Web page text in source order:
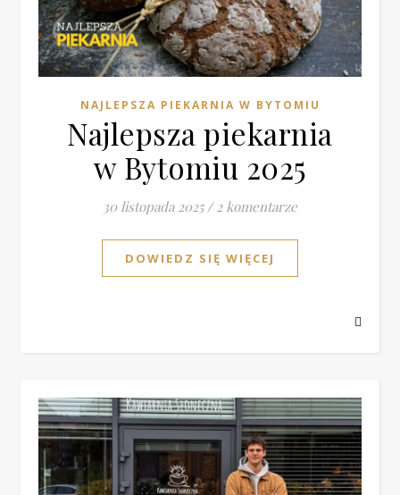
NAJLEPSZA PIEKARNIA W BYTOMIU
Najlepsza piekarnia
w Bytomiu 2025
30 listopada 2025 / 2 komentarze
DOWIEDZ SIĘ WIĘCEJ